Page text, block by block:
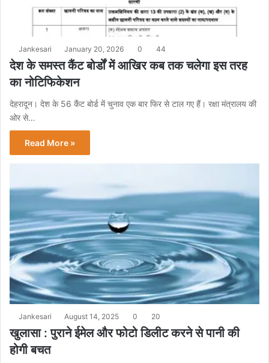
Jankesari January 20, 2026 0 44
देश के समस्त कैंट बोर्डों में आखिर कब तक चलेगा इस तरह
का नोटिफिकेशन
देहरादून। देश के 56 कैंट बोर्ड में चुनाव एक बार फिर से टाल गए हैं। रक्षा मंत्रालय की
ओर से…
Read More »
Jankesari August 14, 2025 0 20
खुलासा : पुराने ईमेल और फोटो डिलीट करने से पानी की
होगी बचत